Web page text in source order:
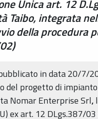
Unica art. 12
Taibo, integrata
della
in data 20/7/
del progetto di
Nomar Enterprise Srl,
ex art. 12